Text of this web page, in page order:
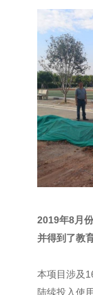
2019年8月
并得到了教
本项目涉及
陆续投入使